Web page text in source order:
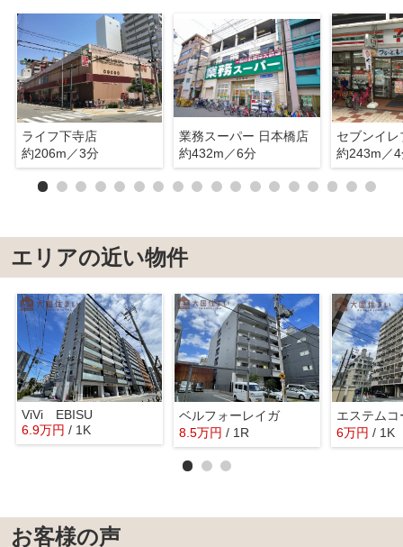
ライフ下寺店
約206m／3分
業務スーパー 日本橋店
約432m／6分
約243m／
エリアの近い物件
ViVi EBISU
6.9万円 / 1K
ベルフォーレイガ
8.5万円 / 1R 6万円 / 1K
お客様の声